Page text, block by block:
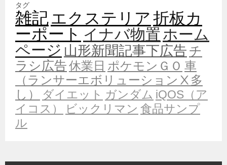
タグ
雑記エクステリア折板カ
ーポート イナバ物置ホーム
ページ 山形新聞記事下広告 チ
ラシ広告休業日 ポケモンＧＯ 車
（ランサーエボリューションⅩ多
し）
ダイエット ガンダム iQOS（ア
イコス）
ビックリマン 食品サンプ
ル